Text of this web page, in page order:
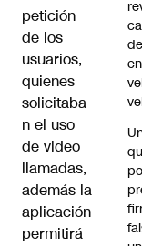
petición
de los
usuarios,
quienes
solicitaba
n el uso
de video
llamadas,
además la
aplicación
permitirá
en